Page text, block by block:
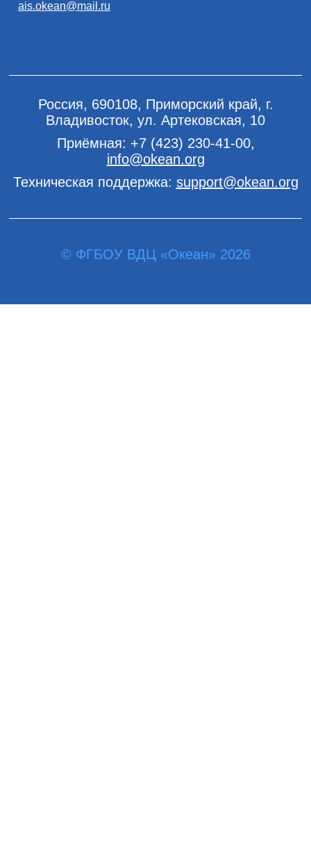
ais.okean@mail.ru
Россия, 690108, Приморский край, г.
Владивосток, ул. Артековская, 10
Приёмная: +7 (423) 230-41-00,
info@okean.org
Техническая поддержка: support@okean.org
© ФГБОУ ВДЦ «Океан» 2026